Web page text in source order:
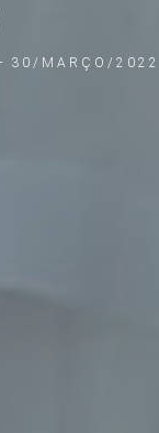
30/MARÇO/2022